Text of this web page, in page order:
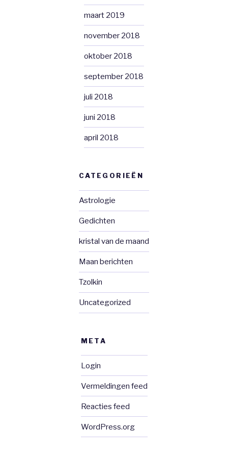
maart 2019
november 2018
oktober 2018
september 2018
juli 2018
juni 2018
april 2018
CATEGORIEËN
Astrologie
Gedichten
kristal van de maand
Maan berichten
Tzolkin
Uncategorized
META
Login
Vermeldingen feed
Reacties feed
WordPress.org